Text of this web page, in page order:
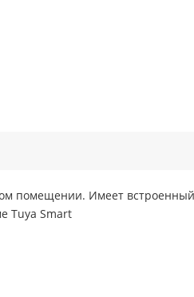
помещении. Имеет
Tuya Smart